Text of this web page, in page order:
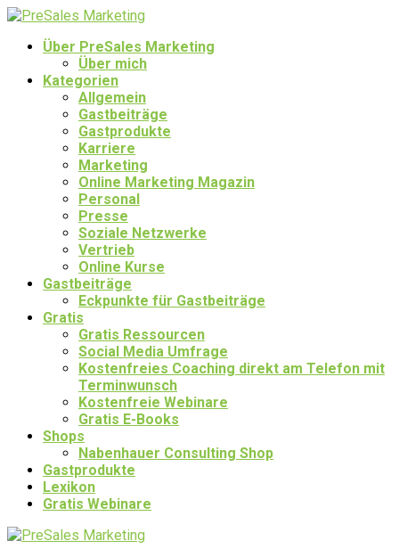
Über PreSales Marketing
Über mich
Kategorien
Allgemein
Gastbeiträge
Gastprodukte
Karriere
Marketing
Online Marketing Magazin
Personal
Presse
Soziale Netzwerke
Vertrieb
Online Kurse
Gastbeiträge
Eckpunkte für Gastbeiträge
Gratis
Gratis Ressourcen
Social Media Umfrage
Kostenfreies Coaching direkt am Telefon mit
Terminwunsch
Kostenfreie Webinare
Gratis E-Books
Shops
Nabenhauer Consulting Shop
Gastprodukte
Lexikon
Gratis Webinare